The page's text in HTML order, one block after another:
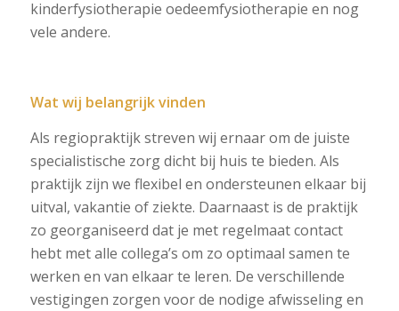
kinderfysiotherapie oedeemfysiotherapie en nog
vele andere.
Wat wij belangrijk vinden
Als regiopraktijk streven wij ernaar om de juiste
specialistische zorg dicht bij huis te bieden. Als
praktijk zijn we flexibel en ondersteunen elkaar bij
uitval, vakantie of ziekte. Daarnaast is de praktijk
zo georganiseerd dat je met regelmaat contact
hebt met alle collega’s om zo optimaal samen te
werken en van elkaar te leren. De verschillende
vestigingen zorgen voor de nodige afwisseling en